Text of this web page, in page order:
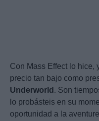
Con Mass Effect lo hice,
precio tan bajo como
Underworld . Son
lo probásteis en su
oportunidad a la